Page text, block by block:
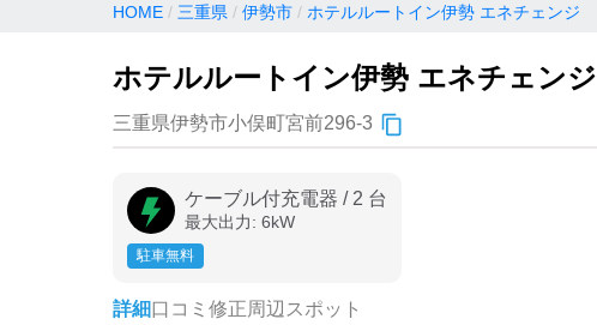
HOME 三重県 伊勢市 ホテルルートイン伊勢 エネチェンジ
ホテルルートイン伊勢 エネチェンジ
三重県伊勢市小俣町宮前296-3
ケーブル付充電器 / 2 台
最大出力: 6kW
駐車無料
詳細口コミ 修正周辺スポット